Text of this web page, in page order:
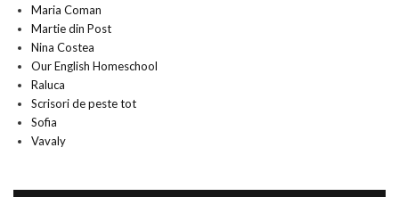
Maria Coman
Martie din Post
Nina Costea
Our English Homeschool
Raluca
Scrisori de peste tot
Sofia
Vavaly